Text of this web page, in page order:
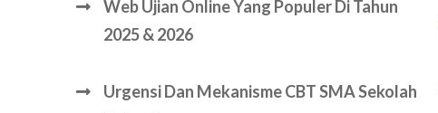
Web Ujian Online Yang Populer Di Tahun
2025 & 2026
Urgensi Dan Mekanisme CBT SMA Sekolah